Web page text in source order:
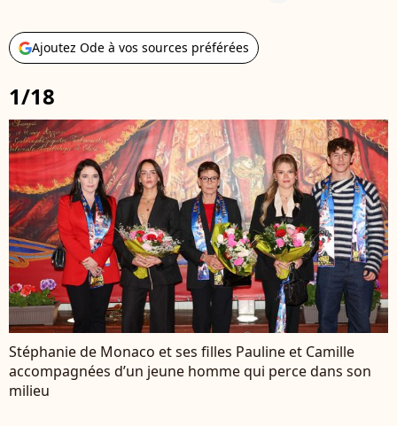
Ajoutez Ode à vos sources préférées
1/18
Stéphanie de Monaco et ses filles Pauline et Camille
accompagnées d’un jeune homme qui perce dans son
milieu